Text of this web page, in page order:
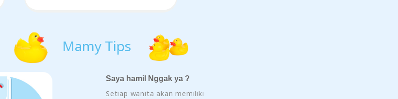
Mamy Tips
Saya hamil Nggak ya ?
Setiap wanita akan memiliki